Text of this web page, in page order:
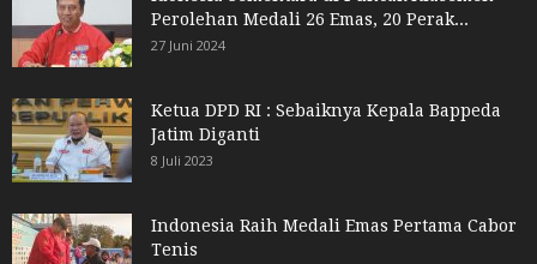
Perolehan Medali 26 Emas, 20 Perak...
27 Juni 2024
Ketua DPD RI : Sebaiknya Kepala Bappeda
Jatim Diganti
8 Juli 2023
Indonesia Raih Medali Emas Pertama Cabor
Tenis